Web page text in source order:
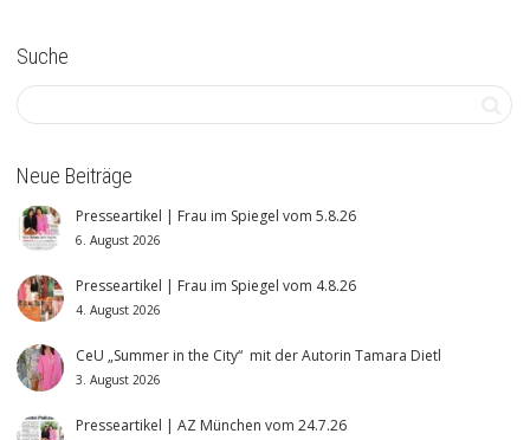
Suche
Neue Beiträge
Presseartikel | Frau im Spiegel vom 5.8.26
6. August 2026
Presseartikel | Frau im Spiegel vom 4.8.26
4. August 2026
CeU „Summer in the City“ mit der Autorin Tamara Dietl
3. August 2026
Presseartikel | AZ München vom 24.7.26